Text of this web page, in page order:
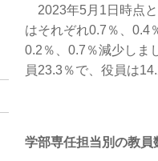
2023年5月1日時点と
はそれぞれ0.7％、0.4
0.2％、0.7％減少しま
員23.3％で、役員は
学部専任担当別の教員